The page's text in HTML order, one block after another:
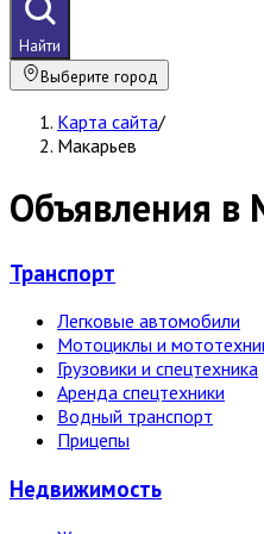
Найти
Выберите город
Карта сайта/
Макарьев
Объявления в
Транспорт
Легковые автомобили
Мотоциклы и
Грузовики и спецтехника
Аренда спецтехники
Водный транспорт
Прицепы
Недвижи­мость